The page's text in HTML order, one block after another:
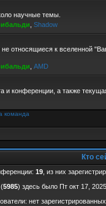
научные темы.
Shadow
относящиеся к вселенной
AMD
и конференции, а также
команда
Кто
19 , из них
5985) здесь было Пт окт 17,
нет